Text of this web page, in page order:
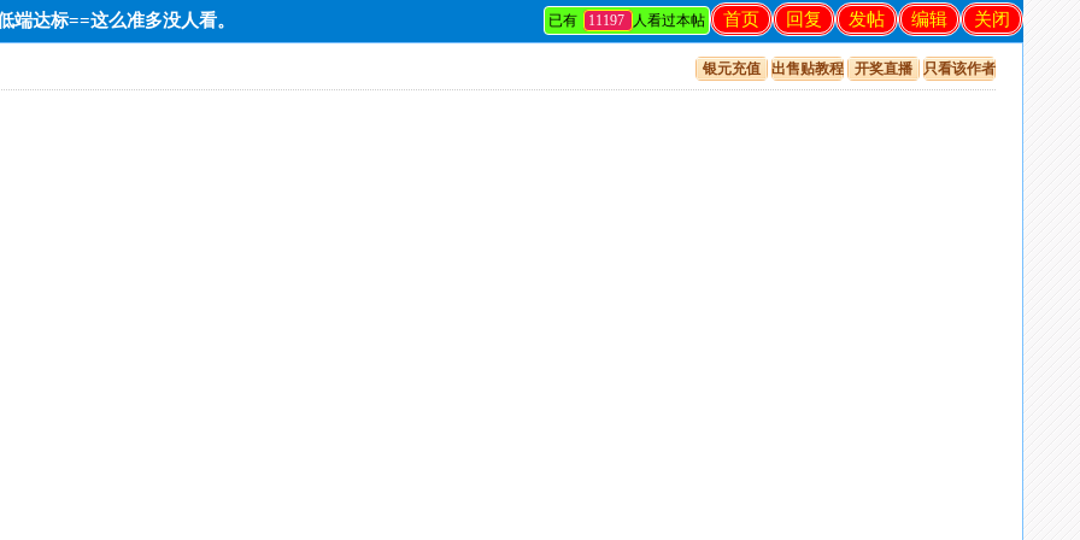
关闭
编辑
发帖
回复
首页
已有 11197 人看过本帖
端达标==这么准多没人看。
银元充值 出售贴教程 开奖直播 只看该作者